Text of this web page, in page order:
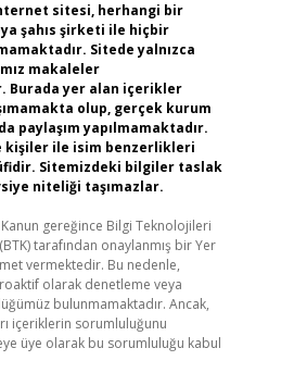
sitesi, herhangi bir
şahıs şirketi ile hiçbir
Sitede yalnızca
makaleler
Burada yer alan içerikler
olup, gerçek kurum
paylaşım yapılmamaktadır.
kişiler ile isim benzerlikleri
Sitemizdeki bilgiler taslak
niteliği taşımazlar.
Kanun gereğince Bilgi Teknolojileri
tarafından onaylanmış bir Yer
vermektedir. Bu nedenle,
olarak denetleme veya
bulunmamaktadır. Ancak,
içeriklerin sorumluluğunu
üye olarak bu sorumluluğu kabul